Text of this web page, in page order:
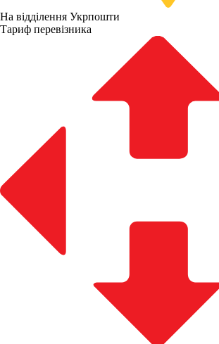
На відділення Укрпошти
Тариф перевізника